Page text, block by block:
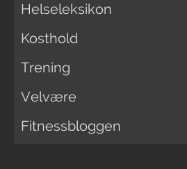
Helseleksikon
Kosthold
Trening
Velvære
Fitnessbloggen